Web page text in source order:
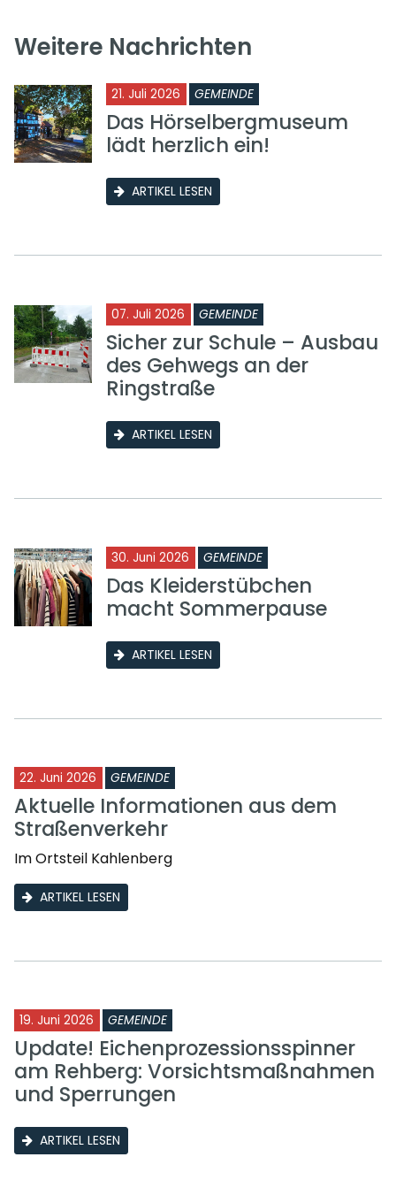
Weitere Nachrichten
21. Juli 2026 GEMEINDE
Das Hörselbergmuseum
lädt herzlich ein!
ARTIKEL LESEN
07. Juli 2026 GEMEINDE
Sicher zur Schule – Ausbau
des Gehwegs an der
Ringstraße
ARTIKEL LESEN
30. Juni 2026 GEMEINDE
Das Kleiderstübchen
macht Sommerpause
ARTIKEL LESEN
22. Juni 2026 GEMEINDE
Aktuelle Informationen aus dem
Straßenverkehr
Im Ortsteil Kahlenberg
ARTIKEL LESEN
19. Juni 2026 GEMEINDE
Update! Eichenprozessionsspinner
am Rehberg: Vorsichtsmaßnahmen
und Sperrungen
ARTIKEL LESEN